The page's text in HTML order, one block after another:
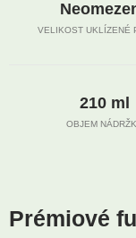
VELIKOST UKLÍZENÉ
210 ml
OBJEM
Prémiové